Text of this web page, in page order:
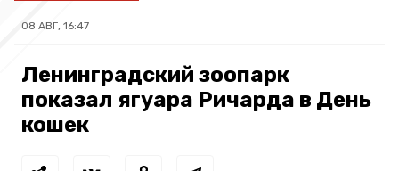
08 АВГ, 16:47
Ленинградский зоопарк
показал ягуара Ричарда в День
кошек